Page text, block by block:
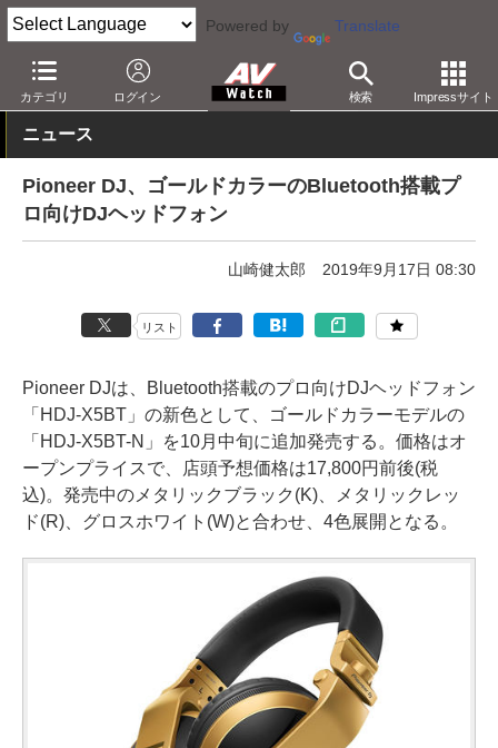
Powered by Translate
カテゴリ ログイン 検索 Impressサイト
AV Watch 製品 ヘッドフォン パイオニア
ニュース
Pioneer DJ、ゴールドカラーのBluetooth搭載プ
ロ向けDJヘッドフォン
山崎健太郎 2019年9月17日 08:30
リスト
Pioneer DJは、Bluetooth搭載のプロ向けDJヘッドフォン
「HDJ-X5BT」の新色として、ゴールドカラーモデルの
「HDJ-X5BT-N」を10月中旬に追加発売する。価格はオ
ープンプライスで、店頭予想価格は17,800円前後(税
込)。発売中のメタリックブラック(K)、メタリックレッ
ド(R)、グロスホワイト(W)と合わせ、4色展開となる。